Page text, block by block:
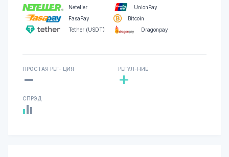
Neteller
UnionPay
FasaPay
Bitcoin
Tether (USDT)
Dragonpay
ПРОСТАЯ РЕГ- ЦИЯ
- РЕГУЛ-НИЕ
+
СПРЭД